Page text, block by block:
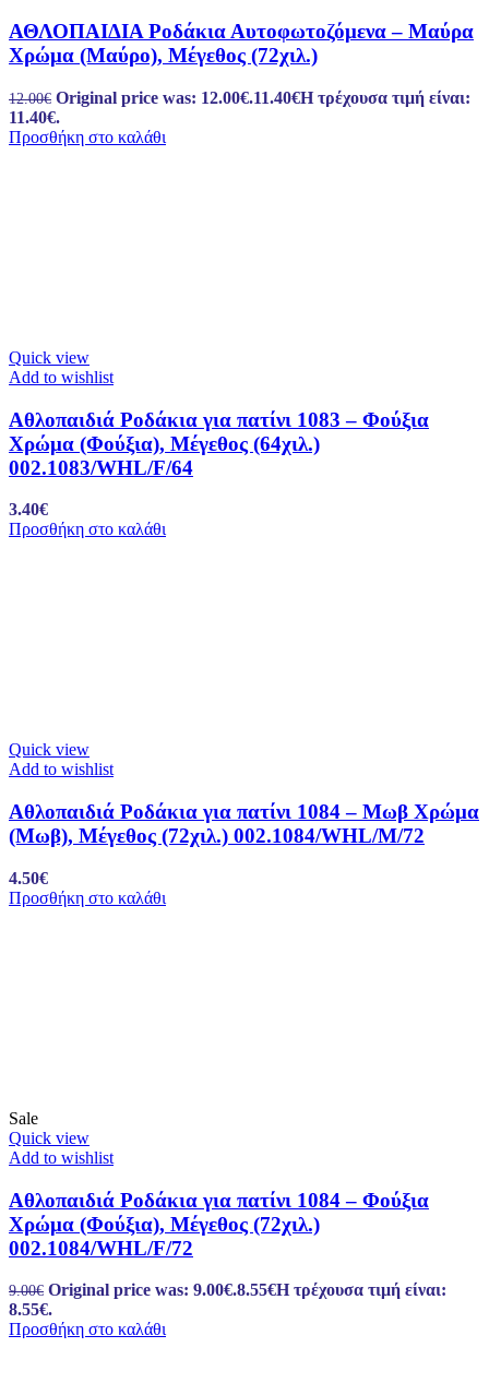
ΑΘΛΟΠΑΙΔΙΑ Ροδάκια Αυτοφωτοζόμενα – Μαύρα
Χρώμα (Μαύρο), Μέγεθος (72χιλ.)
12.00€ Original price was: 12.00€.11.40€Η τρέχουσα τιμή είναι:
11.40€.
Προσθήκη στο καλάθι
Quick view
Add to wishlist
Αθλοπαιδιά Ροδάκια για πατίνι 1083 – Φούξια
Χρώμα (Φούξια), Μέγεθος (64χιλ.)
002.1083/WHL/F/64
3.40€
Προσθήκη στο καλάθι
Quick view
Add to wishlist
Αθλοπαιδιά Ροδάκια για πατίνι 1084 – Μωβ Χρώμα
(Μωβ), Μέγεθος (72χιλ.) 002.1084/WHL/M/72
4.50€
Προσθήκη στο καλάθι
Sale
Quick view
Add to wishlist
Αθλοπαιδιά Ροδάκια για πατίνι 1084 – Φούξια
Χρώμα (Φούξια), Μέγεθος (72χιλ.)
002.1084/WHL/F/72
9.00€ Original price was: 9.00€.8.55€Η τρέχουσα τιμή είναι:
8.55€.
Προσθήκη στο καλάθι